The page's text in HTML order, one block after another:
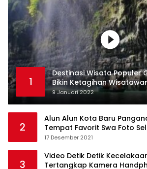
1
Destinasi Wisata Populer
Bikin Ketagihan
9 Januari 2022
2
Alun Alun Kota Baru
Tempat Favorit Swa Foto
17 Desember 2021
3
Video Detik Detik
Tertangkap Kamera